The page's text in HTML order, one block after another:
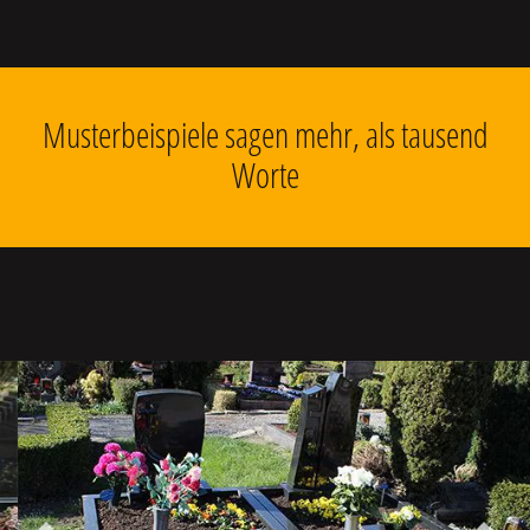
Musterbeispiele sagen mehr, als tausend
Worte